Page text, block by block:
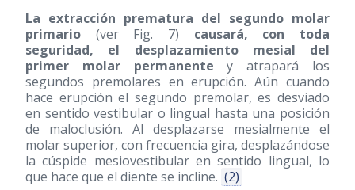
La extracción prematura del segundo molar
primario (ver Fig. 7) causará, con toda
seguridad, el desplazamiento mesial del
primer molar permanentey atrapará los
segundos premolares en erupción. Aún cuando
hace erupción el segundo premolar, es desviado
en sentido vestibular o lingual hasta una posición
de maloclusión. Al desplazarse mesialmente el
molar superior, con frecuencia gira, desplazándose
la cúspide mesiovestibular en sentido lingual, lo
que hace que el diente se incline. (2)